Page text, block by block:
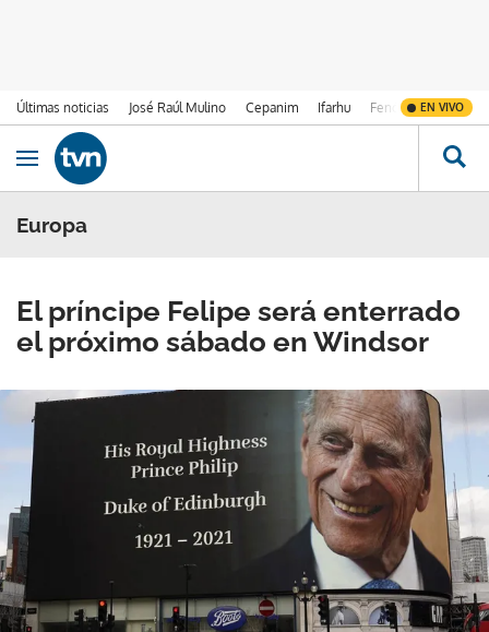
Últimas noticias José Raúl Mulino Cepanim Ifarhu Fenómeno de El
EN VIVO
Ir al contenido
Obrir navegació
Europa
El príncipe Felipe será enterrado
el próximo sábado en Windsor